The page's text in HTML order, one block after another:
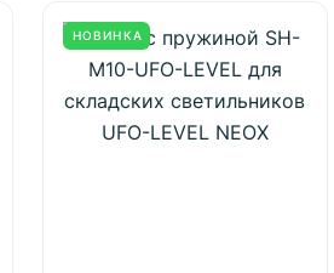
НОВИНКА